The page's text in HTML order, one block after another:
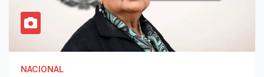
NACIONAL